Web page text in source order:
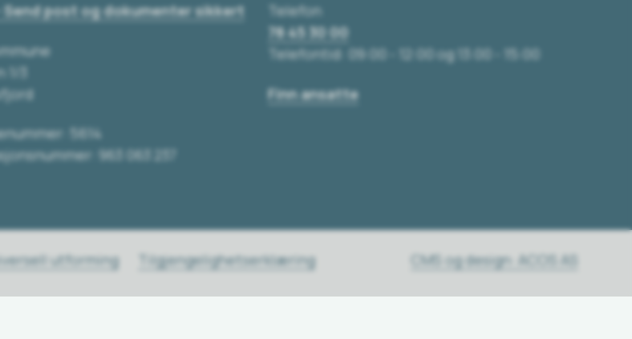
Send post og dokumenter sikkert
1/3
5614
963 063 237
Telefon
78 45 30 00
Telefontid: 09:00 - 12:00 og 13:00 - 15:00
Finn ansatte
CMS og design: ACOS AS
utforming Tilgjengelighetserklæring